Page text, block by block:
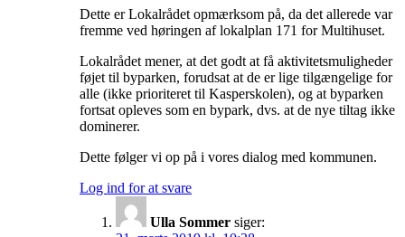
Dette er Lokalrådet opmærksom på, da det allerede var
fremme ved høringen af lokalplan 171 for Multihuset.
Lokalrådet mener, at det godt at få aktivitetsmuligheder
føjet til byparken, forudsat at de er lige tilgængelige for
alle (ikke prioriteret til Kasperskolen), og at byparken
fortsat opleves som en bypark, dvs. at de nye tiltag ikke
dominerer.
Dette følger vi op på i vores dialog med kommunen.
Log ind for at svare
Ulla Sommer siger: